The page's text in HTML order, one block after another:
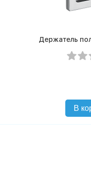
Держатель
В